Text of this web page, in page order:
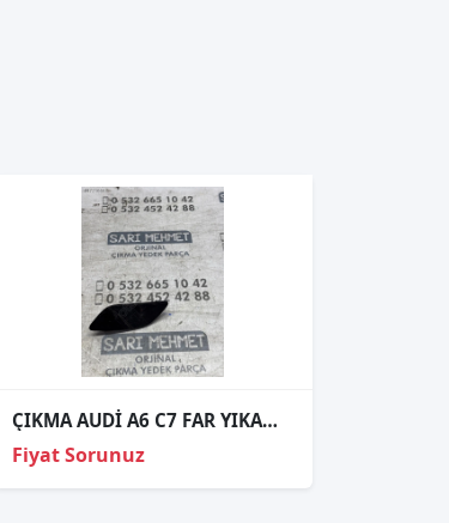
ÇIKMA AUDİ A6 C7 FAR YIKAMA KAPAĞI SOL
Fiyat Sorunuz